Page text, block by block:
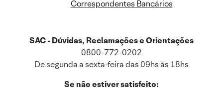
Correspondentes Bancários
SAC - Dúvidas, Reclamações e Orientações
0800-772-0202
De segunda a sexta-feira das 09hs às 18hs
Se não estiver satisfeito: